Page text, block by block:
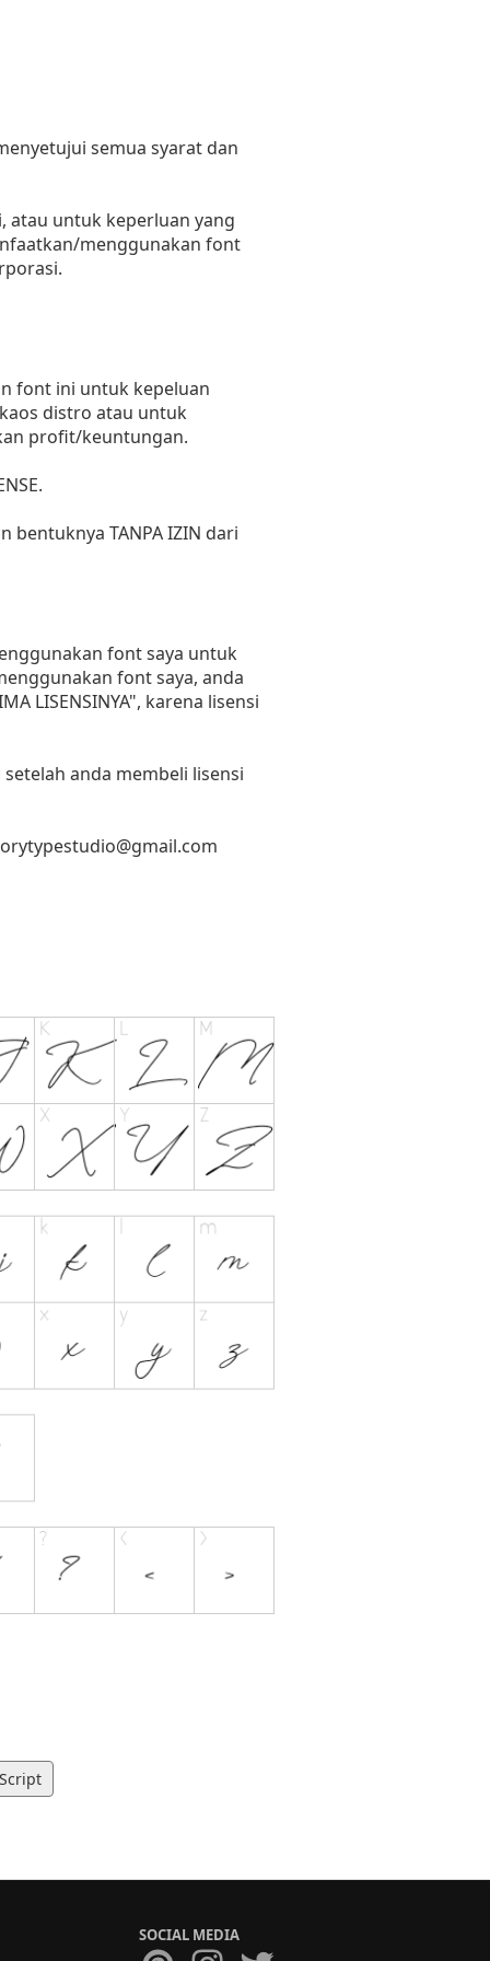
semua syarat dan
atau untuk keperluan yang
menggunakan font
font ini untuk kepeluan
distro atau untuk
profit/keuntungan.
TANPA IZIN dari
font saya untuk
font saya, anda
LISENSINYA", karena lisensi
anda membeli lisensi
Script
SOCIAL MEDIA